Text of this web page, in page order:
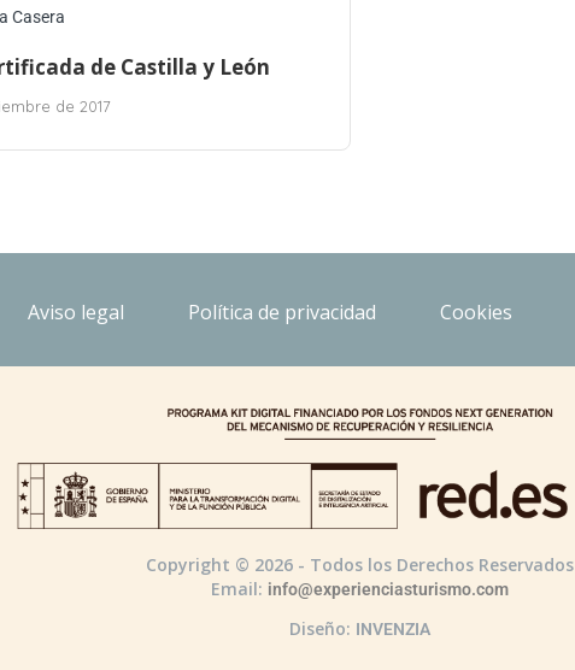
Casera
de Castilla y León
de 2017
Aviso legal Política de privacidad Cookies
Copyright © 2026 - Todos los Derechos Reservados
Email: info@experienciasturismo.com
Diseño: INVENZIA